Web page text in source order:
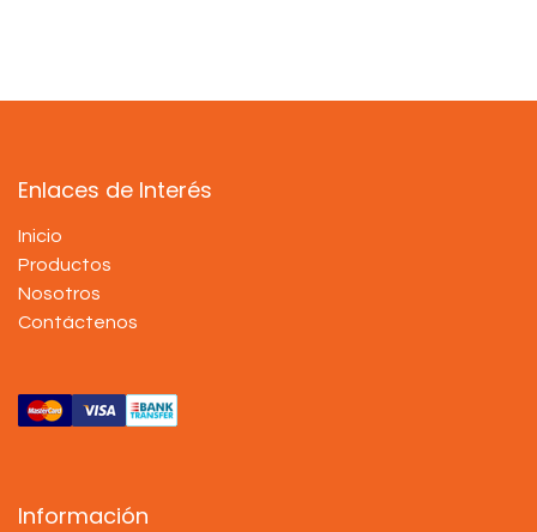
Enlaces de Interés
Inicio
Productos
Nosotros
Contáctenos
Información